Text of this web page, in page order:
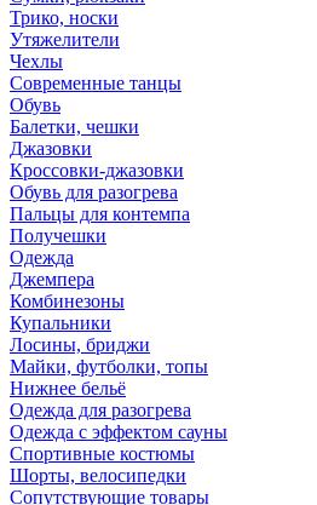
Трико, носки
Утяжелители
Чехлы
Современные танцы
Обувь
Балетки, чешки
Джазовки
Кроссовки-джазовки
Обувь для разогрева
Пальцы для контемпа
Получешки
Одежда
Джемпера
Комбинезоны
Купальники
Лосины, бриджи
Майки, футболки, топы
Нижнее бельё
Одежда для разогрева
Одежда с эффектом сауны
Спортивные костюмы
Шорты, велосипедки
Сопутствующие товары